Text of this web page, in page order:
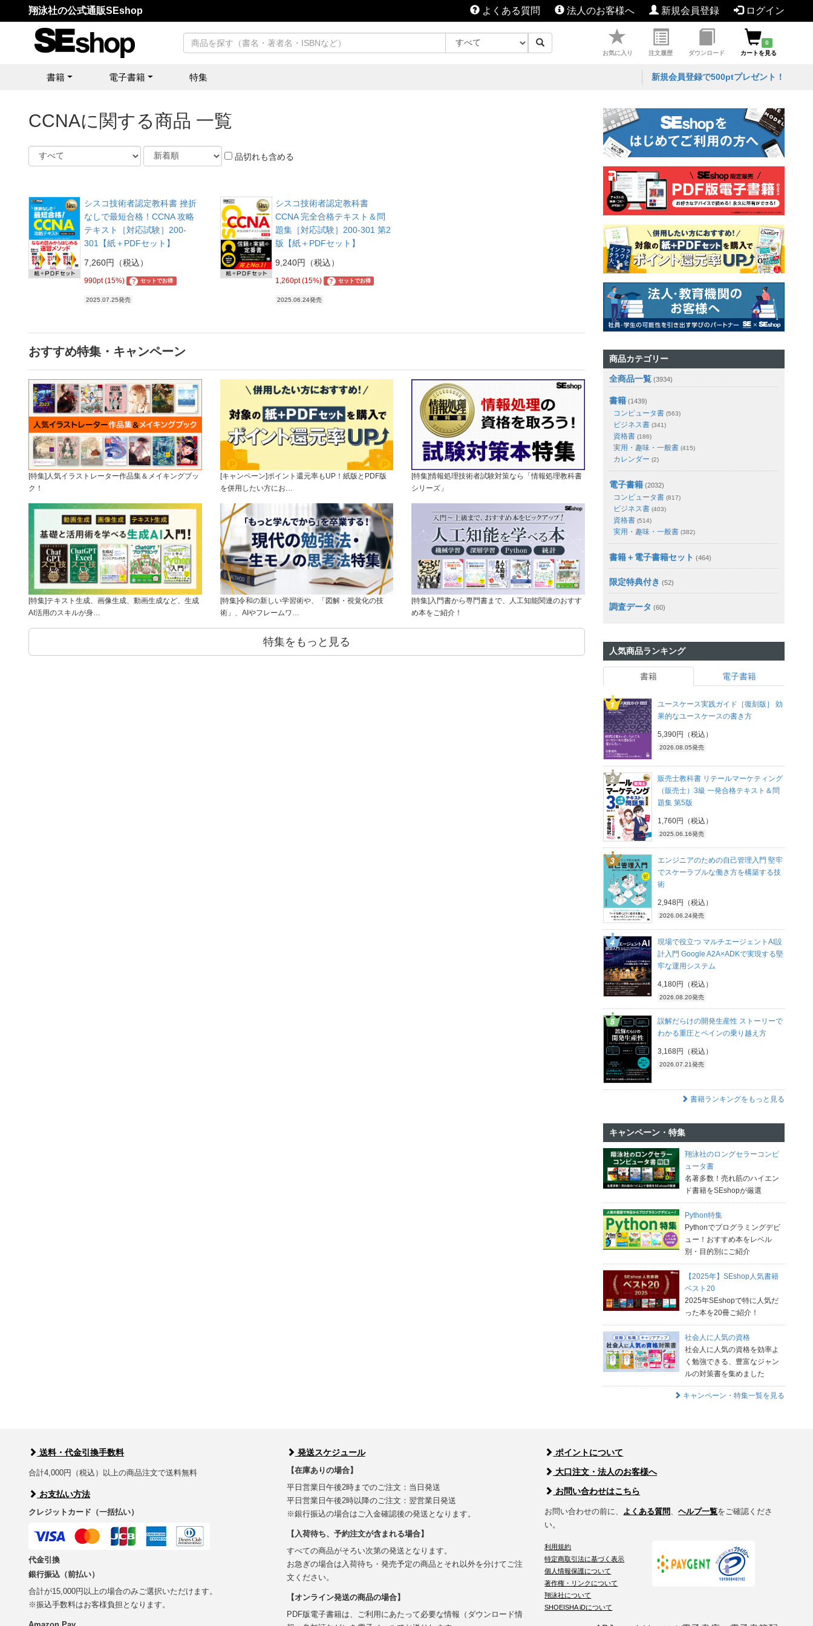
翔泳社の公式通販SEshop よくある質問 法人のお客様へ 新規会員登録 ログイン
お気に入り 注文履歴 ダウンロード
0
カートを見る
書籍 電子書籍 特集 新規会員登録で500ptプレゼント！
CCNAに関する商品 一覧
品切れも含める
シスコ技術者認定教科書 挫折
なしで最短合格！CCNA 攻略
テキスト［対応試験］200-
301【紙＋PDFセット】
7,260円（税込）
990pt (15%) ? セットでお得
2025.07.25発売
シスコ技術者認定教科書
CCNA 完全合格テキスト＆問
題集［対応試験］200-301 第2
版【紙＋PDFセット】
9,240円（税込）
1,260pt (15%) ? セットでお得
2025.06.24発売
おすすめ特集・キャンペーン
[特集]人気イラストレーター作品集＆メイキングブッ
ク！
[キャンペーン]ポイント還元率もUP！紙版とPDF版
を併用したい方にお…
[特集]情報処理技術者試験対策なら「情報処理教科書
シリーズ」
[特集]テキスト生成、画像生成、動画生成など、生成
AI活用のスキルが身…
[特集]令和の新しい学習術や、「図解・視覚化の技
術」、AIやフレームワ…
[特集]入門書から専門書まで、人工知能関連のおすす
め本をご紹介！
特集をもっと見る
商品カテゴリー
全商品一覧 (3934)
書籍 (1439)
コンピュータ書 (563)
ビジネス書 (341)
資格書 (186)
実用・趣味・一般書 (415)
カレンダー (2)
電子書籍 (2032)
コンピュータ書 (817)
ビジネス書 (403)
資格書 (514)
実用・趣味・一般書 (382)
書籍＋電子書籍セット (464)
限定特典付き (52)
調査データ (60)
人気商品ランキング
書籍 電子書籍
ユースケース実践ガイド［復刻版］ 効
果的なユースケースの書き方
5,390円（税込）
2026.08.05発売
販売士教科書 リテールマーケティング
（販売士）3級 一発合格テキスト＆問
題集 第5版
1,760円（税込）
2025.06.16発売
エンジニアのための自己管理入門 堅牢
でスケーラブルな働き方を構築する技
術
2,948円（税込）
2026.06.24発売
現場で役立つ マルチエージェントAI設
計入門 Google A2A×ADKで実現する堅
牢な運用システム
4,180円（税込）
2026.08.20発売
誤解だらけの開発生産性 ストーリーで
わかる重圧とペインの乗り越え方
3,168円（税込）
2026.07.21発売
書籍ランキングをもっと見る
キャンペーン・特集
翔泳社のロングセラーコンピ
ュータ書
名著多数！売れ筋のハイエン
ド書籍をSEshopが厳選
Python特集
Pythonでプログラミングデビ
ュー！おすすめ本をレベル
別・目的別にご紹介
【2025年】SEshop人気書籍
ベスト20
2025年SEshopで特に人気だ
った本を20冊ご紹介！
社会人に人気の資格
社会人に人気の資格を効率よ
く勉強できる、豊富なジャン
ルの対策書を集めました
キャンペーン・特集一覧を見る
送料・代金引換手数料
合計4,000円（税込）以上の商品注文で送料無料
お支払い方法
クレジットカード（一括払い）
代金引換
銀行振込（前払い）
合計が15,000円以上の場合のみご選択いただけます。
※振込手数料はお客様負担となります。
発送スケジュール
【在庫ありの場合】
平日営業日午後2時までのご注文：当日発送
平日営業日午後2時以降のご注文：翌営業日発送
※銀行振込の場合はご入金確認後の発送となります。
【入荷待ち、予約注文が含まれる場合】
すべての商品がそろい次第の発送となります。
お急ぎの場合は入荷待ち・発売予定の商品とそれ以外を分けてご注
文ください。
【オンライン発送の商品の場合】
PDF版電子書籍は、ご利用にあたって必要な情報（ダウンロード情
ポイントについて
大口注文・法人のお客様へ
お問い合わせはこちら
お問い合わせの前に、 よくある質問、ヘルプ一覧をご確認くださ
い。
利用規約
特定商取引法に基づく表示
個人情報保護について
著作権・リンクについて
翔泳社について
SHOEISHA iDについて